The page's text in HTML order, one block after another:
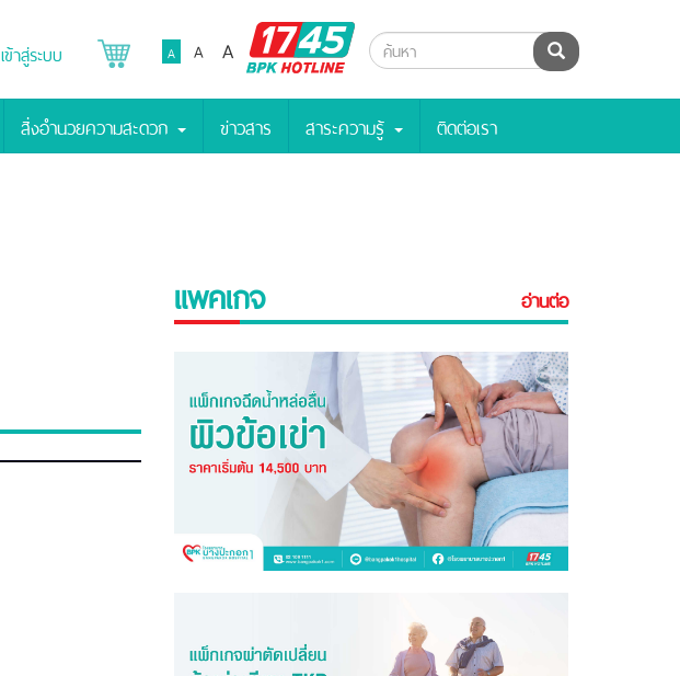
เข้าสู่ระบบ A A A
BPK
Hotline
ค้นหา
สิ่งอำนวยความสะดวก ข่าวสาร สาระความรู้ ติดต่อเรา
แพคเกจ อ่านต่อ